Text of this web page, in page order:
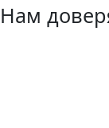
Нам